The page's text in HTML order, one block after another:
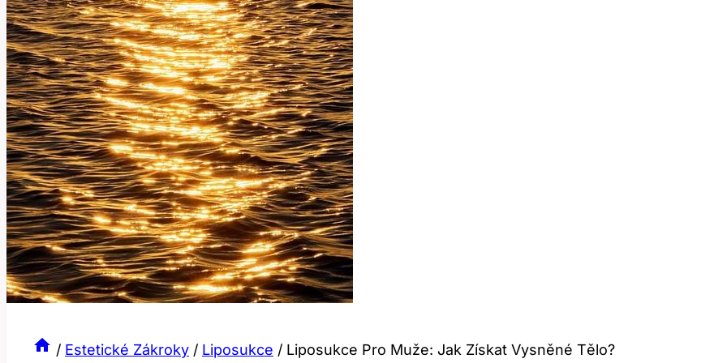
/ Estetické Zákroky / Liposukce / Liposukce Pro Muže: Jak Získat Vysněné Tělo?